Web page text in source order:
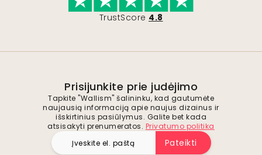
TrustScore 4.8
Prisijunkite prie judėjimo
Tapkite "Wallism" šalininku, kad gautumėte
naujausią informaciją apie naujus dizainus ir
išskirtinius pasiūlymus. Galite bet kada
atsisakyti prenumeratos. Privatumo politika
Pateikti